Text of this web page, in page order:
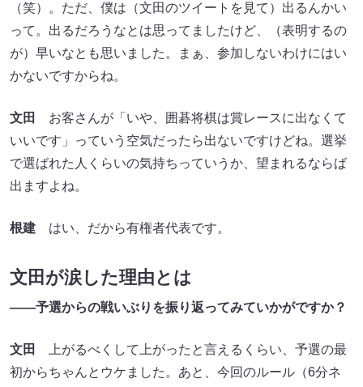
（笑）。ただ、僕は（文田のツイートを見て）出るんかい
って。出るだろうなとは思ってましたけど、（表明するの
が）早いなとも思いました。まぁ、参加しないわけにはい
かないですからね。
文田
お客さんが「いや、囲碁将棋は賞レースに出なくて
いいです」っていう空気だったら出ないですけどね。選挙
で選ばれた人くらいの気持ちっていうか、望まれるならば
出ますよね。
根建 はい、だから有権者代表です。
文田が涙した理由とは
――予選からの戦いぶりを振り返ってみていかがですか？
文田
上がるべくして上がったと言えるくらい、予選の最
初からちゃんとウケました。あと、今回のルール（6分ネ